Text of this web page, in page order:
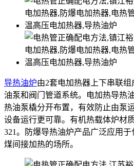
导热油炉由2套电加热器上下串联
油泵和阀门管道系统。电加热导热
热油泵橇分开布置，有效防止由泵
设备运行更可靠。有机热载体炉材
321。防爆导热油炉产品广泛应用
煤间接加热的场所。